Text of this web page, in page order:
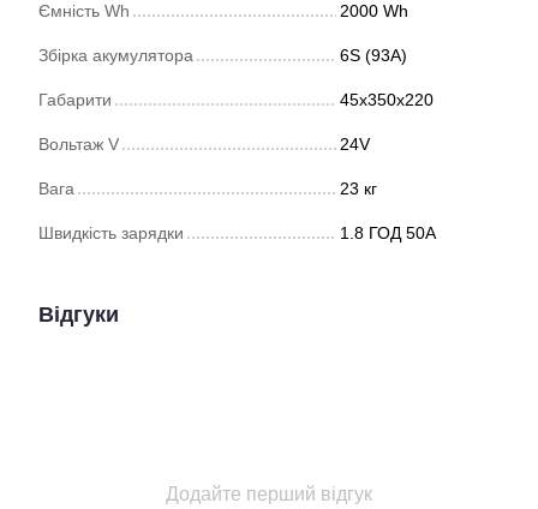
Ємність Wh 2000 Wh
Збірка акумулятора 6S (93А)
Габарити 45х350х220
Вольтаж V 24V
Вага 23 кг
Швидкість зарядки 1.8 ГОД 50А
Відгуки
Додайте перший відгук